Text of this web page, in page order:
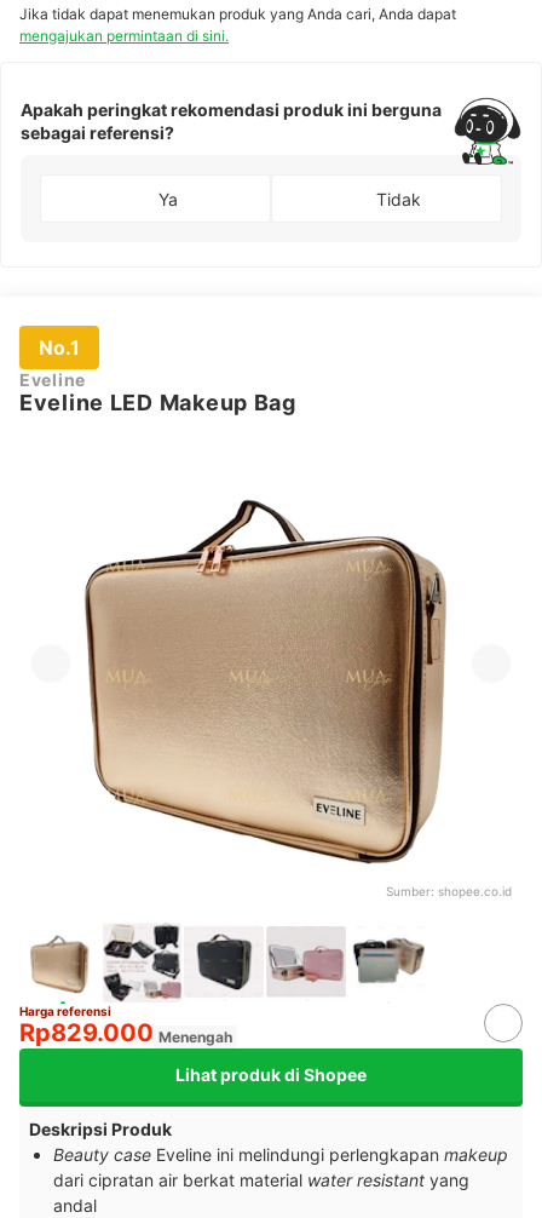
Jika tidak dapat menemukan produk yang Anda cari, Anda dapat
mengajukan permintaan di sini.
Apakah peringkat rekomendasi produk ini berguna
sebagai referensi?
Ya Tidak
No.1
Eveline
Eveline LED Makeup Bag
Sumber: shopee.co.id
Harga referensi
Rp829.000 Menengah
Lihat produk di Shopee
Deskripsi Produk
Beauty case Eveline ini melindungi perlengkapan makeup
dari cipratan air berkat material water resistant yang
andal